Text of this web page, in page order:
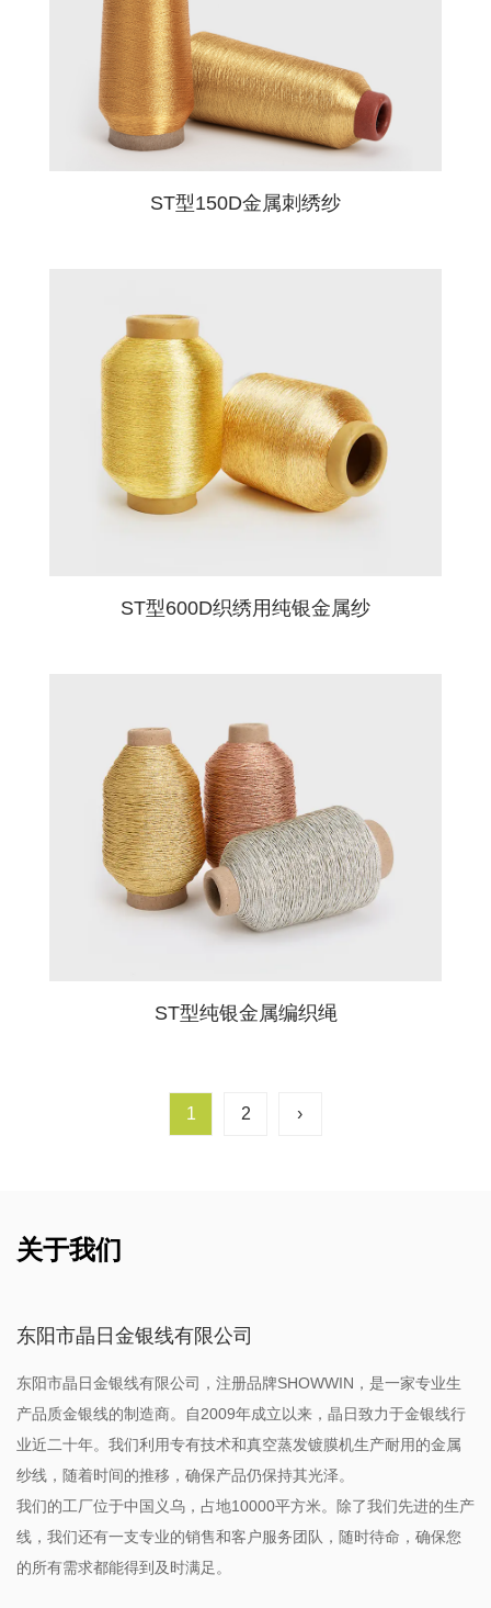
ST型150D金属刺绣纱
ST型600D织绣用纯银金属纱
ST型纯银金属编织绳
1 2 ›
关于我们
东阳市晶日金银线有限公司
东阳市晶日金银线有限公司，注册品牌SHOWWIN，是一家专业生
产品质金银线的制造商。自2009年成立以来，晶日致力于金银线行
业近二十年。我们利用专有技术和真空蒸发镀膜机生产耐用的金属
纱线，随着时间的推移，确保产品仍保持其光泽。
我们的工厂位于中国义乌，占地10000平方米。除了我们先进的生产
线，我们还有一支专业的销售和客户服务团队，随时待命，确保您
的所有需求都能得到及时满足。